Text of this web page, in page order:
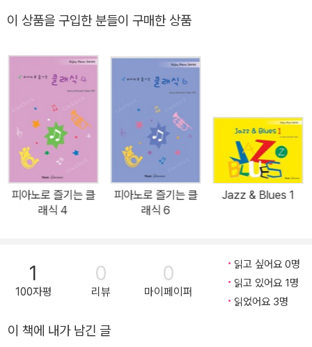
이닝을 이끌고 있습니다.
이 상품을 구입한 분들이 구매한 상품
피아노로 즐기는 클
래식 4
피아노로 즐기는 클
래식 6
Jazz & Blues 1
1
100자평
0
리뷰
0
마이페이퍼
읽고 싶어요 0명
읽고 있어요 1명
읽었어요 3명
이 책에 내가 남긴 글